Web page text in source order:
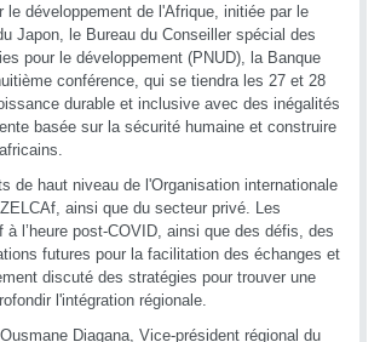
développement de l'Afrique, initiée par le
Japon, le Bureau du Conseiller spécial des
pour le développement (PNUD), la Banque
conférence, qui se tiendra les 27 et 28
durable et inclusive avec des inégalités
basée sur la sécurité humaine et construire
de haut niveau de l'Organisation internationale
ainsi que du secteur privé. Les
l’heure post-COVID, ainsi que des défis, des
futures pour la facilitation des échanges et
discuté des stratégies pour trouver une
l'intégration régionale.
Diagana, Vice-président régional du